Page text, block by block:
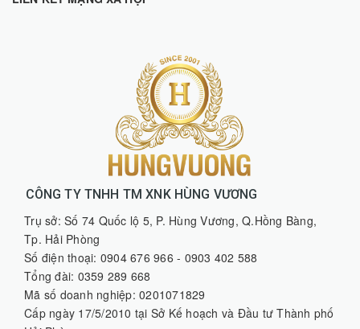
CÔNG TY TNHH TM XNK HÙNG VƯƠNG
Trụ sở: Số 74 Quốc lộ 5, P. Hùng Vương, Q.Hồng Bàng,
Tp. Hải Phòng
Số điện thoại: 0904 676 966 - 0903 402 588
Tổng đài: 0359 289 668
Mã số doanh nghiệp: 0201071829
Cấp ngày 17/5/2010 tại Sở Kế hoạch và Đầu tư Thành phố